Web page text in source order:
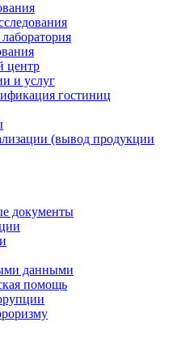
центр
и услуг
гостиниц
(вывод продукции
документы
данными
помощь